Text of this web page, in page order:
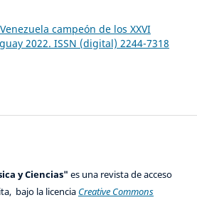
campeón de los XXVI
2022. ISSN (digital) 2244-7318
y Ciencias" es una revista de acceso
bajo la licencia Creative Commons